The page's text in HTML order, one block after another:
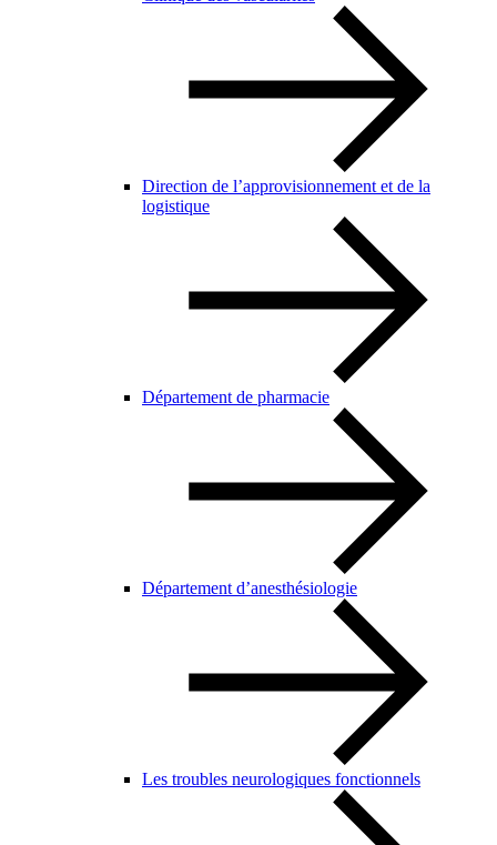
Direction de l’approvisionnement et de la
logistique
Département de pharmacie
Département d’anesthésiologie
Les troubles neurologiques fonctionnels